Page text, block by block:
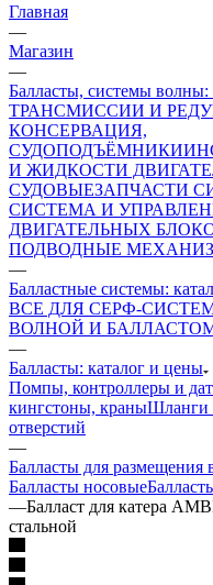
Главная
—
Магазин
—
Балласты, системы волны:
ТРАНСМИССИИ И
КОНСЕРВАЦИЯ,
СУДОПОДЪЁМНИКИ
И ЖИДКОСТИ
СУДОВЫЕЗАПЧАСТИ
СИСТЕМА И
ДВИГАТЕЛЬНЫХ
ПОДВОДНЫЕ
—
Балластные системы:
ВСЕ ДЛЯ СЕРФ-
ВОЛНОЙ И
—
Балласты: каталог и цены
Помпы, контроллеры и
кингстоны, краныШланги
отверстий
—
Балласты для размещения
Балласты носовые
—Балласт для катера
стальной